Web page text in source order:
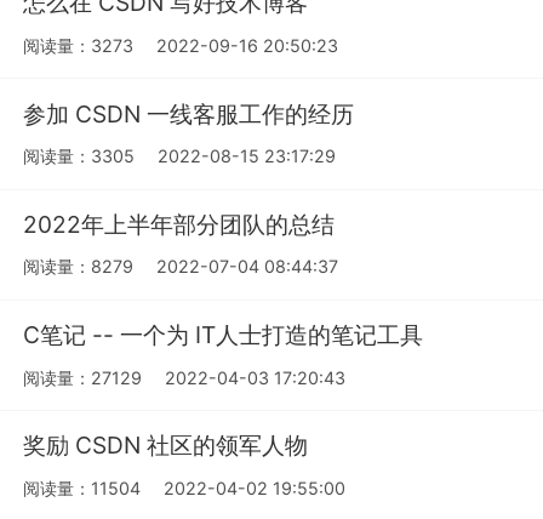
阅读量：3273 2022-09-16 20:50:23
参加 CSDN 一线客服工作的经历
阅读量：3305 2022-08-15 23:17:29
2022年上半年部分团队的总结
阅读量：8279 2022-07-04 08:44:37
C笔记 -- 一个为 IT人士打造的笔记工具
阅读量：27129 2022-04-03 17:20:43
奖励 CSDN 社区的领军人物
阅读量：11504 2022-04-02 19:55:00